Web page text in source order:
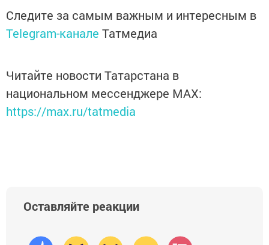
Следите за самым важным и интересным в
Telegram-канале Татмедиа
Читайте новости Татарстана в
национальном мессенджере MАХ:
https://max.ru/tatmedia
Оставляйте реакции